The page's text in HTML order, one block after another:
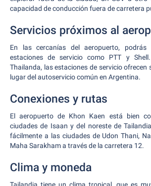
capacidad de conducción fuera de carretera
Servicios próximos al
En las cercanías del aeropuerto, podrás
estaciones de servicio como PTT y
Thailanda, las estaciones de servicio ofrecen
lugar del autoservicio común en Argentina.
Conexiones y rutas
El aeropuerto de Khon Kaen está bien
ciudades de Isaan y del noreste de
fácilmente a las ciudades de Udon Thani,
Maha Sarakham a través de la carretera 12.
Clima y moneda